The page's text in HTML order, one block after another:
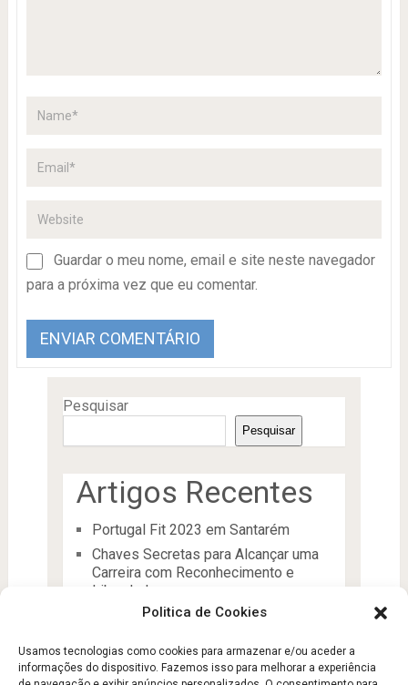
Politica de Cookies
Usamos tecnologias como cookies para armazenar e/ou aceder a
informações do dispositivo. Fazemos isso para melhorar a experiência
Guardar o meu nome, email e site neste navegador
para a próxima vez que eu comentar.
Pesquisar
Pesquisar
Artigos Recentes
Portugal Fit 2023 em Santarém
Chaves Secretas para Alcançar uma
Carreira com Reconhecimento e
Liberdade
manutenção da condição física